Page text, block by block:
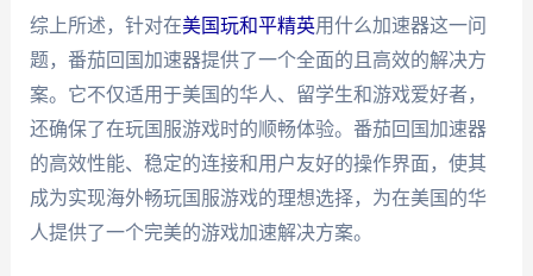
综上所述，针对在美国玩和平精英用什么加速器这一问
题，番茄回国加速器提供了一个全面的且高效的解决方
案。它不仅适用于美国的华人、留学生和游戏爱好者，
还确保了在玩国服游戏时的顺畅体验。番茄回国加速器
的高效性能、稳定的连接和用户友好的操作界面，使其
成为实现海外畅玩国服游戏的理想选择，为在美国的华
人提供了一个完美的游戏加速解决方案。